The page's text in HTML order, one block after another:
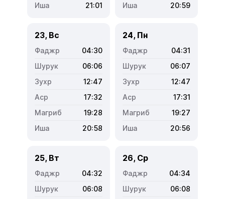
21:01
20:59
23, Вс
04:30
06:06
12:47
17:32
19:28
20:58
24, Пн
04:31
06:07
12:47
17:31
19:27
20:56
25, Вт
04:32
06:08
26, Ср
04:34
06:08